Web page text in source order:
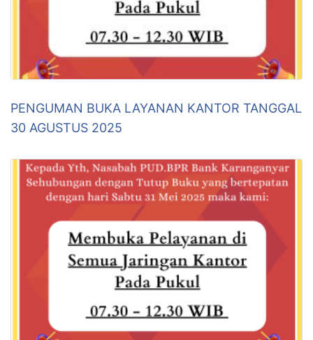
PENGUMAN BUKA LAYANAN KANTOR TANGGAL
30 AGUSTUS 2025